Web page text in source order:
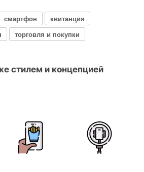
смартфон
квитанция
торговля и покупки
стилем и концепцией